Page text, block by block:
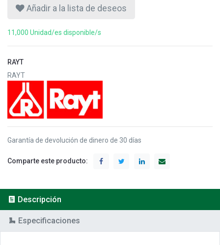
Añadir a la lista de deseos
11,000 Unidad/es disponible/s
RAYT
RAYT
Garantía de devolución de dinero de 30 días
Comparte este producto:
Descripción
Especificaciones